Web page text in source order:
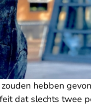
hebben
dat slechts twee